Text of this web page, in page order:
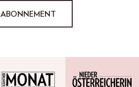
ABONNEMENT